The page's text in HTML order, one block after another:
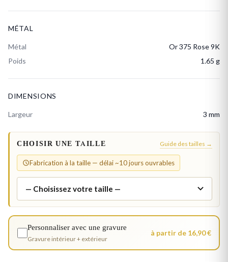
MÉTAL
Métal
Or 375 Rose 9K
Poids
1.65 g
DIMENSIONS
Largeur 3 mm
CHOISIR UNE TAILLE Guide des tailles →
Fabrication à la taille — délai ~10 jours ouvrables
Personnaliser avec une gravure
Gravure intérieur + extérieur
à partir de 16,90 €